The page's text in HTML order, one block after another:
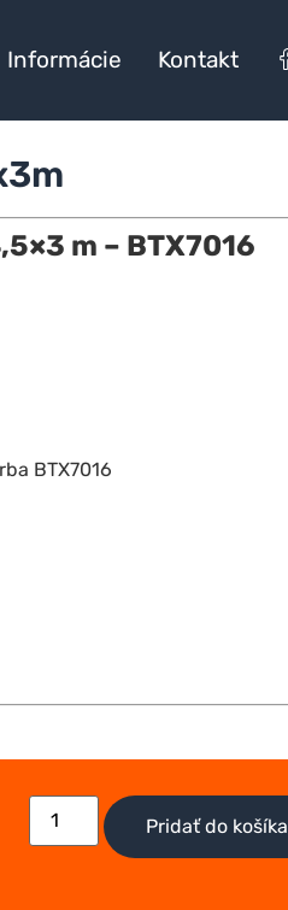
Informácie Kontakt
m – BTX7016
BTX7016
Pridať do košíka